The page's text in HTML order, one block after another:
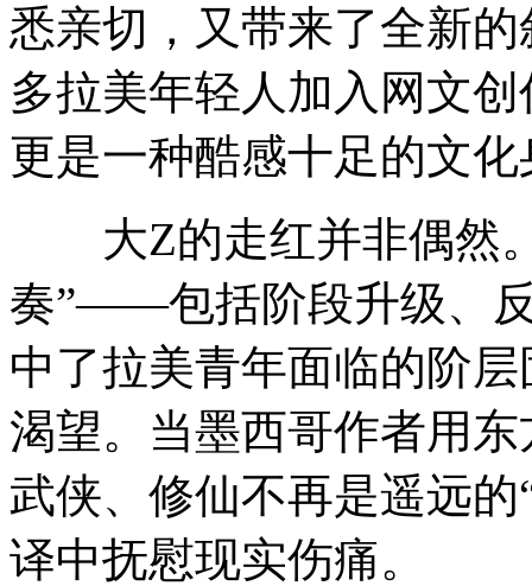
悉亲切，又带来了全新
多拉美年轻人加入网文
更是一种酷感十足的文
大Z的走红并非偶然。
奏”——包括阶段升级、
中了拉美青年面临的阶
渴望。当墨西哥作者用
武侠、修仙不再是遥远
译中抚慰现实伤痛。